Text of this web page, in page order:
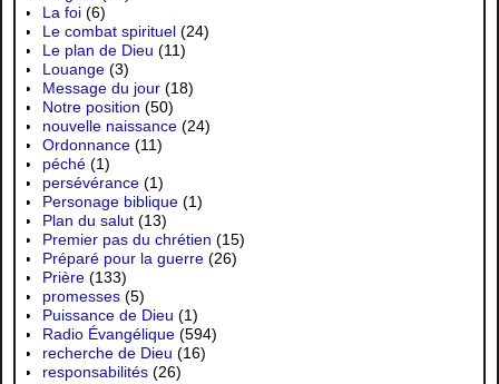
La foi (6)
Le combat spirituel (24)
Le plan de Dieu (11)
Louange (3)
Message du jour (18)
Notre position (50)
nouvelle naissance (24)
Ordonnance (11)
péché (1)
persévérance (1)
Personage biblique (1)
Plan du salut (13)
Premier pas du chrétien (15)
Préparé pour la guerre (26)
Prière (133)
promesses (5)
Puissance de Dieu (1)
Radio Évangélique (594)
recherche de Dieu (16)
responsabilités (26)